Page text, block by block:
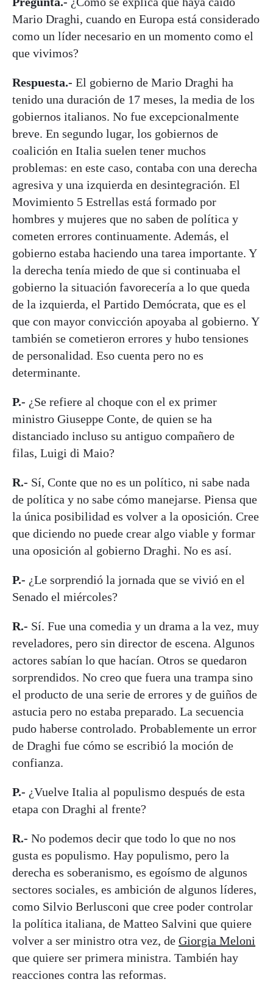
Mario Draghi, cuando en Europa está considerado
como un líder necesario en un momento como el
que vivimos?
Respuesta.- El gobierno de Mario Draghi ha
tenido una duración de 17 meses, la media de los
gobiernos italianos. No fue excepcionalmente
breve. En segundo lugar, los gobiernos de
coalición en Italia suelen tener muchos
problemas: en este caso, contaba con una derecha
agresiva y una izquierda en desintegración. El
Movimiento 5 Estrellas está formado por
hombres y mujeres que no saben de política y
cometen errores continuamente. Además, el
gobierno estaba haciendo una tarea importante. Y
la derecha tenía miedo de que si continuaba el
gobierno la situación favorecería a lo que queda
de la izquierda, el Partido Demócrata, que es el
que con mayor convicción apoyaba al gobierno. Y
también se cometieron errores y hubo tensiones
de personalidad. Eso cuenta pero no es
determinante.
P.- ¿Se refiere al choque con el ex primer
ministro Giuseppe Conte, de quien se ha
distanciado incluso su antiguo compañero de
filas, Luigi di Maio?
R.- Sí, Conte que no es un político, ni sabe nada
de política y no sabe cómo manejarse. Piensa que
la única posibilidad es volver a la oposición. Cree
que diciendo no puede crear algo viable y formar
una oposición al gobierno Draghi. No es así.
P.- ¿Le sorprendió la jornada que se vivió en el
Senado el miércoles?
R.- Sí. Fue una comedia y un drama a la vez, muy
reveladores, pero sin director de escena. Algunos
actores sabían lo que hacían. Otros se quedaron
sorprendidos. No creo que fuera una trampa sino
el producto de una serie de errores y de guiños de
astucia pero no estaba preparado. La secuencia
pudo haberse controlado. Probablemente un error
de Draghi fue cómo se escribió la moción de
confianza.
P.- ¿Vuelve Italia al populismo después de esta
etapa con Draghi al frente?
R.- No podemos decir que todo lo que no nos
gusta es populismo. Hay populismo, pero la
derecha es soberanismo, es egoísmo de algunos
sectores sociales, es ambición de algunos líderes,
como Silvio Berlusconi que cree poder controlar
la política italiana, de Matteo Salvini que quiere
volver a ser ministro otra vez, de Giorgia Meloni
que quiere ser primera ministra. También hay
reacciones contra las reformas.